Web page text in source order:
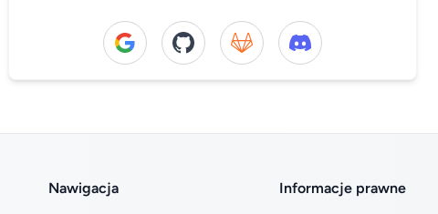
Continue with Google
Continue with GitHub
Continue with GitLab
Continue with Discord
Nawigacja Informacje prawne